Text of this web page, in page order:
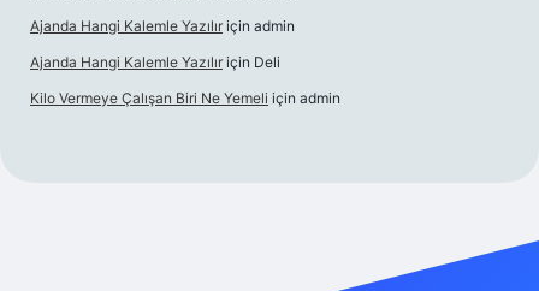
Ajanda Hangi Kalemle Yazılır için admin
Ajanda Hangi Kalemle Yazılır için Deli
Kilo Vermeye Çalışan Biri Ne Yemeli için admin